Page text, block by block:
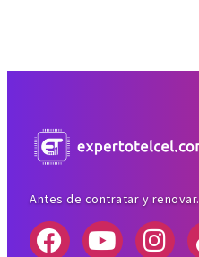
Antes de contratar y renovar.